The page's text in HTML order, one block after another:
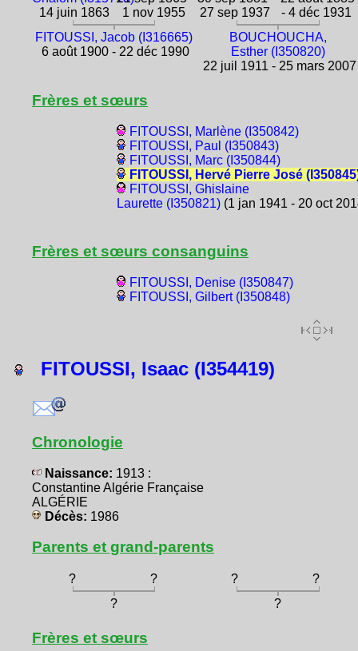
14 juin 1863
1 nov 1955
27 sep 1937
- 4 déc 1931
FITOUSSI, Jacob (I316665)
6 août 1900 - 22 déc 1990
BOUCHOUCHA,
Esther (I350820)
22 juil 1911 - 25 mars 2007
Frères et sœurs
FITOUSSI, Marlène (I350842)
FITOUSSI, Paul (I350843)
FITOUSSI, Marc (I350844)
FITOUSSI, Hervé Pierre José
FITOUSSI, Ghislaine
Laurette (I350821)(1 jan 1941 - 20 oct
Frères et sœurs consanguins
FITOUSSI, Denise (I350847)
FITOUSSI, Gilbert (I350848)
FITOUSSI, Isaac (I354419)
Chronologie
Naissance: 1913 :
Constantine Algérie Française
ALGÉRIE
Décès: 1986
Parents et grand-parents
? ? ?
?
?
?
Frères et sœurs